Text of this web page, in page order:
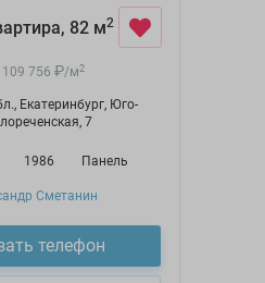
82 м2
109 756 ₽/м2
Екатеринбург, Юго-
7
1986 Панель
Сметанин
телефон